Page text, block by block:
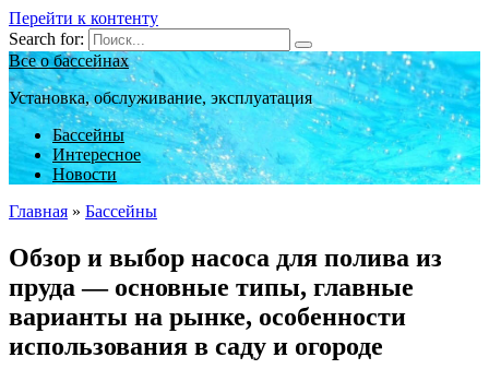
Перейти к контенту
Search for:
Все о бассейнах
Установка, обслуживание, эксплуатация
Бассейны
Интересное
Новости
Главная » Бассейны
Обзор и выбор насоса для полива из
пруда — основные типы, главные
варианты на рынке, особенности
использования в саду и огороде